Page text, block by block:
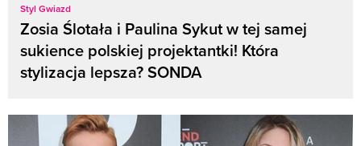
Styl Gwiazd
Zosia Ślotała i Paulina Sykut w tej samej
sukience polskiej projektantki! Która
stylizacja lepsza? SONDA